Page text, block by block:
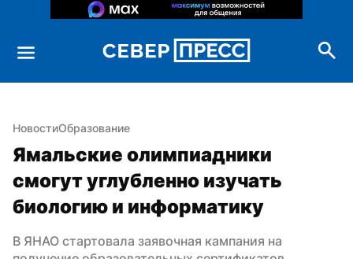
НовостиОбразование
Ямальские олимпиадники
смогут углубленно изучать
биологию и информатику
В ЯНАО стартовала заявочная кампания на